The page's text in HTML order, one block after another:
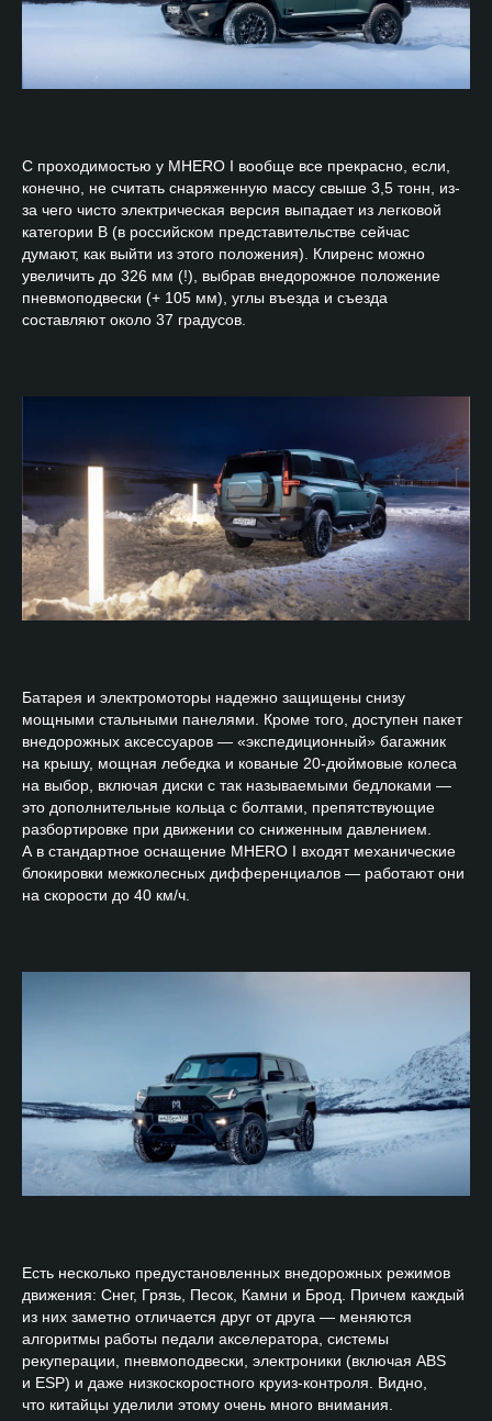
С проходимостью у MHERO I вообще все прекрасно, если,
конечно, не считать снаряженную массу свыше 3,5 тонн, из-
за чего чисто электрическая версия выпадает из легковой
категории B (в российском представительстве сейчас
думают, как выйти из этого положения). Клиренс можно
увеличить до 326 мм (!), выбрав внедорожное положение
пневмоподвески (+ 105 мм), углы въезда и съезда
составляют около 37 градусов.
Батарея и электромоторы надежно защищены снизу
мощными стальными панелями. Кроме того, доступен пакет
внедорожных аксессуаров — «экспедиционный» багажник
на крышу, мощная лебедка и кованые 20-дюймовые колеса
на выбор, включая диски с так называемыми бедлоками —
это дополнительные кольца с болтами, препятствующие
разбортировке при движении со сниженным давлением.
А в стандартное оснащение MHERO I входят механические
блокировки межколесных дифференциалов — работают они
на скорости до 40 км/ч.
Есть несколько предустановленных внедорожных режимов
движения: Снег, Грязь, Песок, Камни и Брод. Причем каждый
из них заметно отличается друг от друга — меняются
алгоритмы работы педали акселератора, системы
рекуперации, пневмоподвески, электроники (включая ABS
и ESP) и даже низкоскоростного круиз-контроля. Видно,
что китайцы уделили этому очень много внимания.